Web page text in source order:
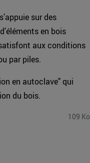
sur des
en bois
aux conditions
par piles.
en autoclave" qui
du bois.
109 Ko